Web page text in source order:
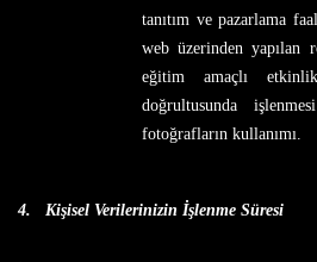
tanıtım ve pazarlama
web üzerinden yapılan
eğitim amaçlı
doğrultusunda
fotoğrafların kullanımı.
4. Kişisel Verilerinizin İşlenme Süresi